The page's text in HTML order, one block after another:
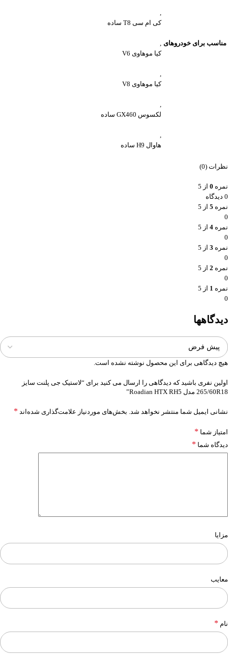
مناسب برای خودروهای
,
کی ام سی T8 ساده
,
کیا موهاوی V6
,
کیا موهاوی V8
,
لکسوس GX460 ساده
,
هاوال H9 ساده
نظرات (0)
نمره 0 از 5
0 دیدگاه
نمره 5 از 5
0
نمره 4 از 5
0
نمره 3 از 5
0
نمره 2 از 5
0
نمره 1 از 5
0
دیدگاهها
هیچ دیدگاهی برای این محصول نوشته نشده است.
اولین نفری باشید که دیدگاهی را ارسال می کنید برای “لاستیک جی پلنت سایز
265/60R18 مدل Roadian HTX RH5”
نشانی ایمیل شما منتشر نخواهد شد. بخش‌های موردنیاز علامت‌گذاری شده‌اند *
امتیاز شما *
دیدگاه شما *
مزایا
معایب
نام *